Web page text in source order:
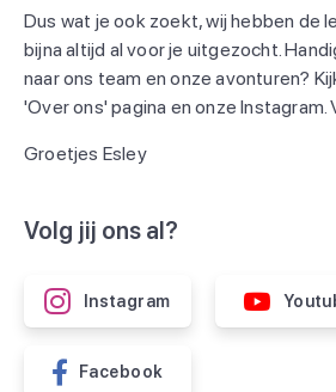
Dus wat je ook zoekt, wij hebben de
bijna altijd al voor je uitgezocht.
naar ons team en onze avonturen?
'Over ons' pagina en onze Instagram.
Groetjes Esley
Volg jij ons al?
Instagram
Facebook